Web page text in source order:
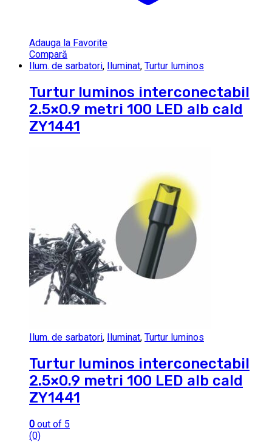
Adauga la Favorite
Compară
Ilum. de sarbatori, Iluminat, Turtur luminos
Turtur luminos interconectabil
2.5×0.9 metri 100 LED alb cald
ZY1441
Ilum. de sarbatori, Iluminat, Turtur luminos
Turtur luminos interconectabil
2.5×0.9 metri 100 LED alb cald
ZY1441
0 out of 5
(0)